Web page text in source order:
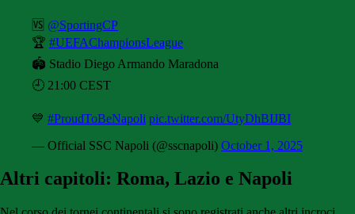
🆚 @SportingCP
🏆 #UEFAChampionsLeague
🏟️ Stadio Diego Armando Maradona
🕘 21:00 CEST
💙 #ProudToBeNapoli pic.twitter.com/UtyDhBIJBI
— Official SSC Napoli (@sscnapoli) October 1, 2025
Altri capitoli: Roma, Lazio e Napoli